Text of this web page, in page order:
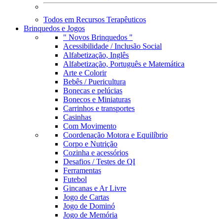
Todos em Recursos Terapêuticos
Brinquedos e Jogos
" Novos Brinquedos "
Acessibilidade / Inclusão Social
Alfabetização, Inglês
Alfabetização, Português e Matemática
Arte e Colorir
Bebês / Puericultura
Bonecas e pelúcias
Bonecos e Miniaturas
Carrinhos e transportes
Casinhas
Com Movimento
Coordenação Motora e Equilíbrio
Corpo e Nutrição
Cozinha e acessórios
Desafios / Testes de QI
Ferramentas
Futebol
Gincanas e Ar Livre
Jogo de Cartas
Jogo de Dominó
Jogo de Memória